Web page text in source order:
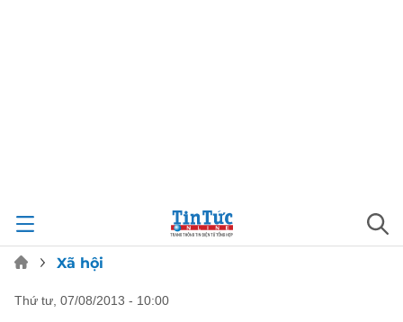
Xã hội
thứ tư, 07/08/2013 - 10:00